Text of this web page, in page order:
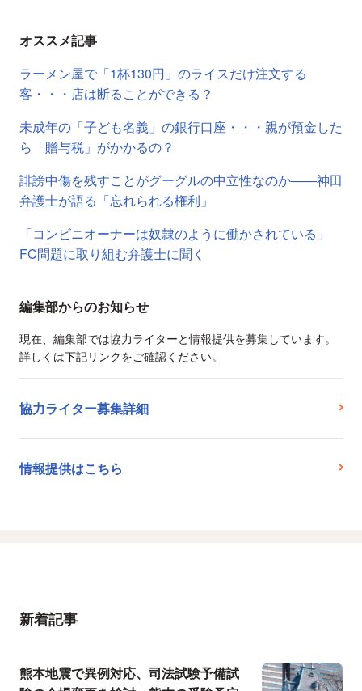
オススメ記事
ラーメン屋で「1杯130円」のライスだけ注文する
客・・・店は断ることができる？
未成年の「子ども名義」の銀行口座・・・親が預金した
ら「贈与税」がかかるの？
誹謗中傷を残すことがグーグルの中立性なのか――神田
弁護士が語る「忘れられる権利」
「コンビニオーナーは奴隷のように働かされている」
FC問題に取り組む弁護士に聞く
編集部からのお知らせ
現在、編集部では協力ライターと情報提供を募集しています。
詳しくは下記リンクをご確認ください。
協力ライター募集詳細
情報提供はこちら
新着記事
熊本地震で異例対応、司法試験予備試